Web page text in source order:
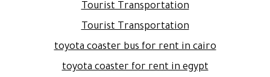
Tourist Transportation
Tourist Transportation
toyota coaster bus for rent in cairo
toyota coaster for rent in egypt